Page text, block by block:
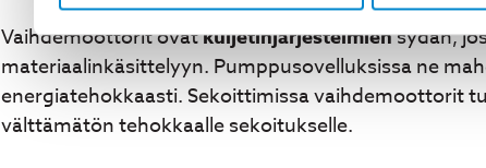
Vaihdemoottorit ovatkuljetinjärjestelmiensydän,
materiaalinkäsittelyyn. Pumppusovelluksissa ne
energiatehokkaasti. Sekoittimissa vaihdemoottorit
välttämätön tehokkaalle sekoitukselle.